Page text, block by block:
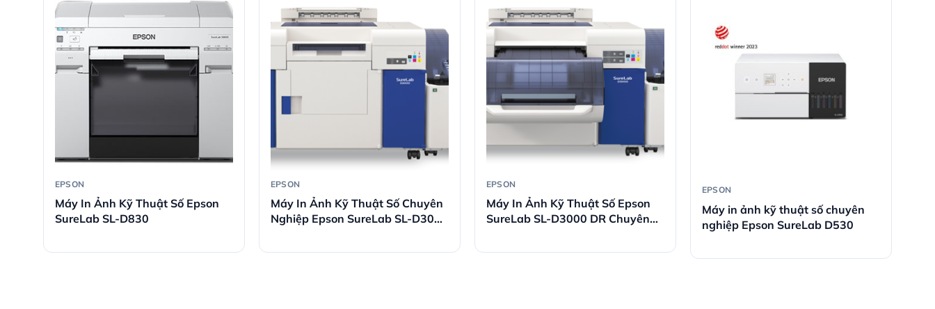
EPSON
Máy In Ảnh Kỹ Thuật Số Epson
SureLab SL-D830
EPSON
Máy In Ảnh Kỹ Thuật Số Chuyên
Nghiệp Epson SureLab SL-D3000
EPSON
Máy In Ảnh Kỹ Thuật Số Epson
SureLab SL-D3000 DR Chuyên
EPSON
Máy in ảnh kỹ thuật số chuyên
nghiệp Epson SureLab D530